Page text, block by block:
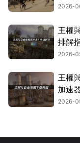
2026-
王權
排解
2026-
王權
加速
2026-